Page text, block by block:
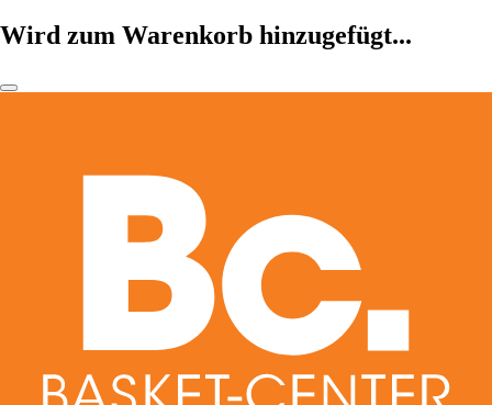
Wird zum Warenkorb hinzugefügt...